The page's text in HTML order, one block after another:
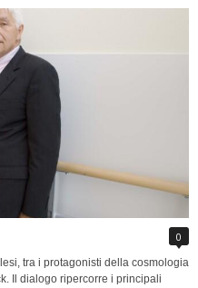
0
tra i protagonisti della cosmologia
Il dialogo ripercorre i principali